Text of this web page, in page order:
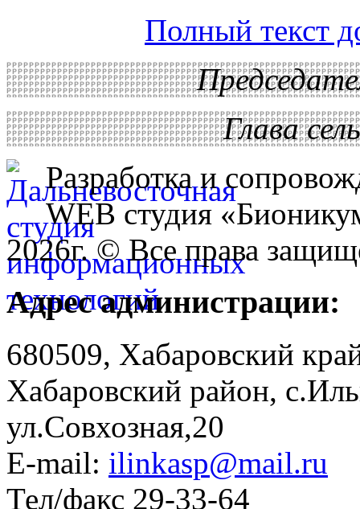
Полный текст
Глава
Разработка и
WEB студия
2026г. © Все права
Адрес администрации:
680509, Хабаровский
Хабаровский район,
ул.Совхозная,20
E-mail: ilinkasp@mail.ru
Тел/факс 29-33-64